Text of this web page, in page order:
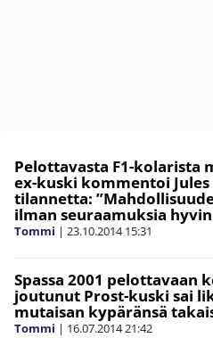
Pelottavasta F1-kolarista
ex-kuski kommentoi Jules
tilannetta:
ilman seuraamuksia
Tommi | 23.10.2014 15:31
Spassa 2001 pelottavaan
joutunut Prost-kuski sai
mutaisan kypäränsä
Tommi | 16.07.201421:42